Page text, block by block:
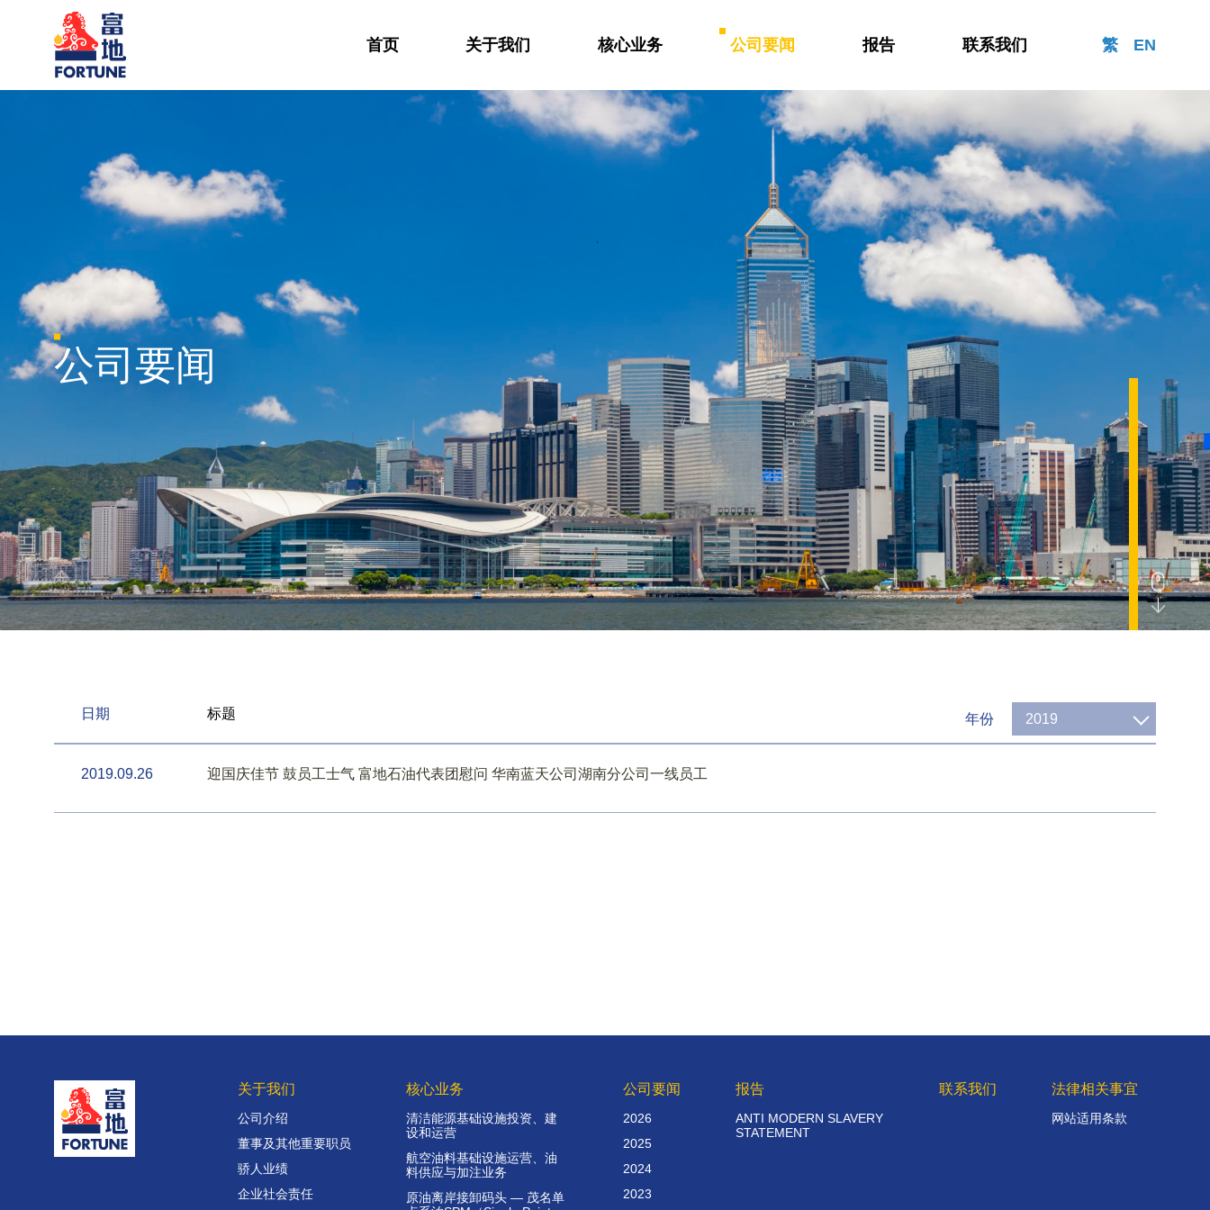
首页 关于我们 核心业务 公司要闻 报告 联系我们 繁 EN
公司要闻
年份 2019
日期 标题
2019.09.26 迎国庆佳节 鼓员工士气 富地石油代表团慰问 华南蓝天公司湖南分公司一线员工
关于我们
公司介绍
董事及其他重要职员
骄人业绩
企业社会责任
核心业务
清洁能源基础设施投资、建
设和运营
航空油料基础设施运营、油
料供应与加注业务
原油离岸接卸码头 — 茂名单
公司要闻
2026
2025
2024
2023
报告
ANTI MODERN SLAVERY
STATEMENT
联系我们 法律相关事宜
网站适用条款